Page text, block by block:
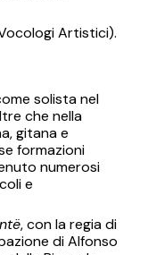
Artistici).
solista nel
che nella
gitana e
formazioni
numerosi
e
, con la regia di
di Alfonso